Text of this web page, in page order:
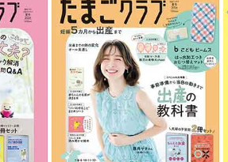
イテムですね。
ー代わりにもなる優れもの！
フラー」